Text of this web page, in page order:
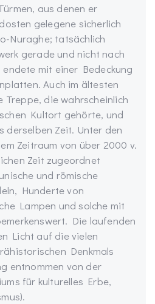
aus denen er
gelegene sicherlich
Nuraghe; tatsächlich
gerade und nicht nach
mit einer Bedeckung
Auch im ältesten
Treppe, die wahrscheinlich
Kultort gehörte, und
derselben Zeit. Unter den
Zeitraum von über 2000 v.
Zeit zugeordnet
und römische
Hunderte von
Lampen und solche mit
Die laufenden
Licht auf die vielen
Denkmals
entnommen von der
für kulturelles Erbe,